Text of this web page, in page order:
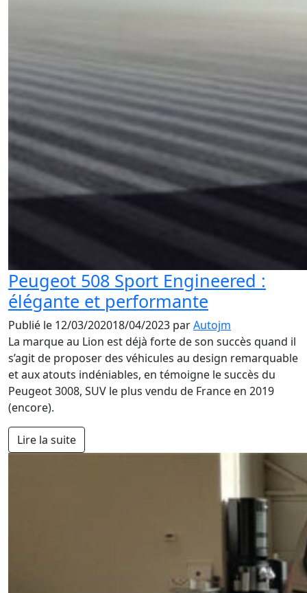
Peugeot 508 Sport Engineered :
élégante et performante
Publié le 12/03/202018/04/2023 parAutojm
La marque au Lion est déjà forte de son succès quand il
s’agit de proposer des véhicules au design remarquable
et aux atouts indéniables, en témoigne le succès du
Peugeot 3008, SUV le plus vendu de France en 2019
(encore).
Lire la suite